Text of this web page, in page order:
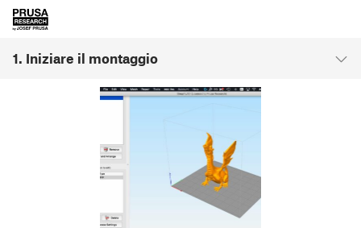
1. Iniziare il montaggio